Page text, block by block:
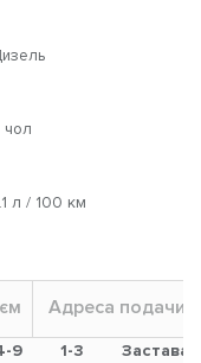
чoл
л / 100 км
Адреса подачи
9
1-3
Застава